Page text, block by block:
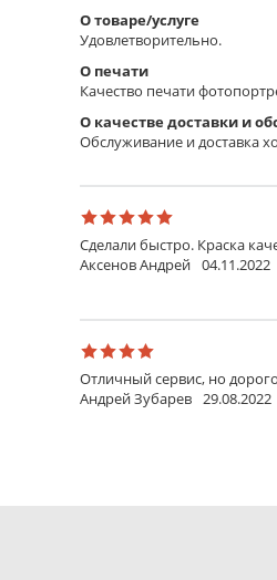
О товаре/услуге
Удовлетворительно.
О печати
Качество печати
О качестве доставки и
Обслуживание и доставка
Сделали быстро. Краска
Аксенов Андрей 04.11.2022
Отличный сервис, но
Андрей Зубарев 29.08.2022